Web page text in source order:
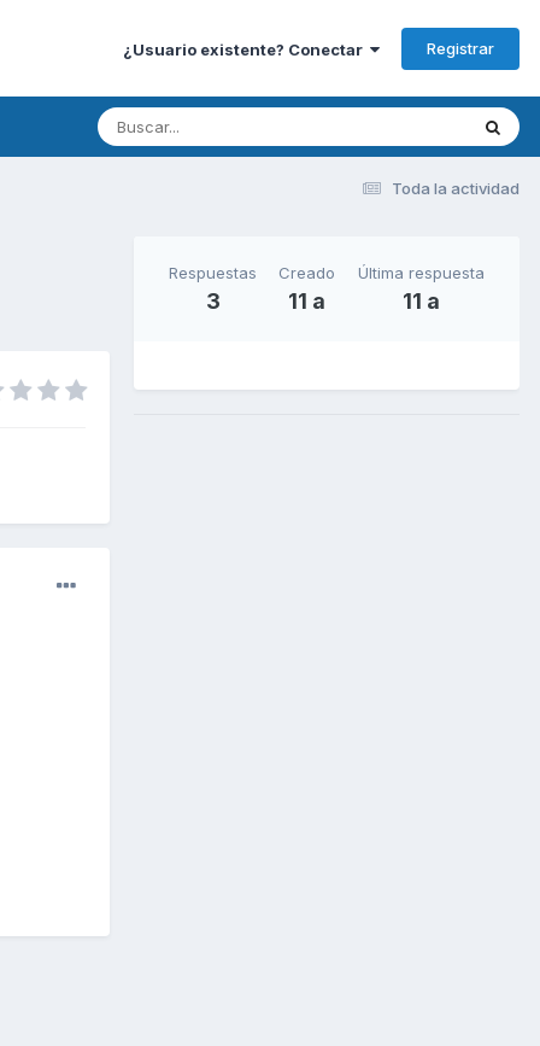
¿Usuario existente? Conectar Registrar
Toda la actividad
Respuestas
3
Creado
11 a
Última respuesta
11 a